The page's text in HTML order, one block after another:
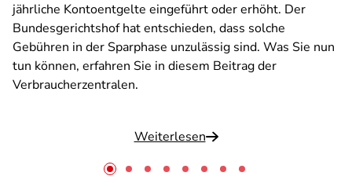
jährliche Kontoentgelte eingeführt oder erhöht. Der
Bundesgerichtshof hat entschieden, dass solche
Gebühren in der Sparphase unzulässig sind. Was Sie nun
tun können, erfahren Sie in diesem Beitrag der
Verbraucherzentralen.
Weiterlesen